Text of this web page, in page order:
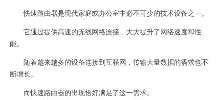
快速路由器是现代家庭或办公室中必不可少的技术设备之一。
它通过提供高速的无线网络连接，大大提升了网络速度和性
能。
随着越来越多的设备连接到互联网，传输大量数据的需求也不
断增长。
而快速路由器的出现恰好满足了这一需求。